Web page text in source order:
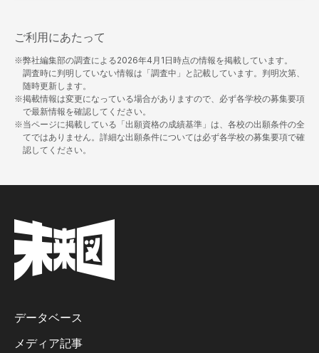
ご利用にあたって
※弊社編集部の調査による2026年4月1日時点の情報を掲載しています。
調査時に判明していない情報は「調査中」と記載しています。判明次第、
随時更新します。
※掲載情報は変更になっている場合がありますので、必ず各学校の募集要項
で最新情報を確認してください。
※当ページに掲載している「出願資格の成績基準」は、各校の出願条件の全
てではありません。詳細な出願条件については必ず各学校の募集要項で確
認してください。
データベース
メディア記事